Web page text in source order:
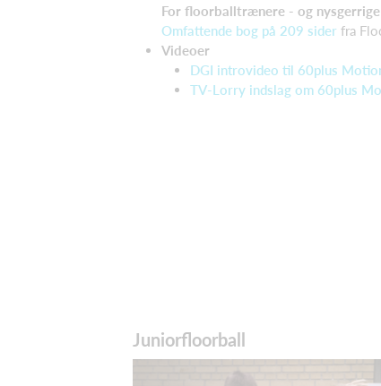
For floorballtrænere - og
Omfattende bog på 209 sider fra
Videoer
DGI introvideo til 60plus
TV-Lorry indslag om 60plus
Juniorfloorball